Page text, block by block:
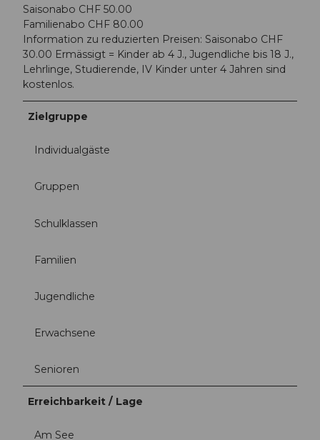
Saisonabo CHF 50.00
Familienabo CHF 80.00
Information zu reduzierten Preisen: Saisonabo CHF
30.00 Ermässigt = Kinder ab 4 J., Jugendliche bis 18 J.,
Lehrlinge, Studierende, IV Kinder unter 4 Jahren sind
kostenlos.
Zielgruppe
Individualgäste
Gruppen
Schulklassen
Familien
Jugendliche
Erwachsene
Senioren
Erreichbarkeit / Lage
Am See